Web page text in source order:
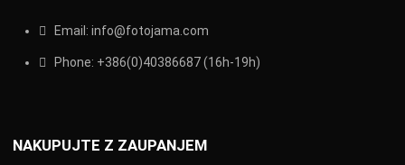
Email: info@fotojama.com
Phone: +386(0)40386687 (16h-19h)
NAKUPUJTE Z ZAUPANJEM